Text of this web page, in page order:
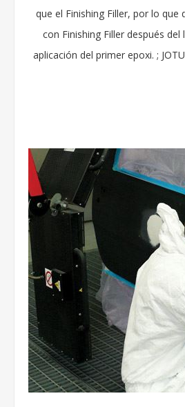
que el Finishing Filler, por lo que
con Finishing Filler después
aplicación del primer epoxi. ;